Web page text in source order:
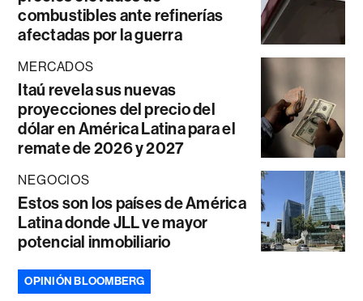
combustibles ante refinerías
afectadas por la guerra
MERCADOS
Itaú revela sus nuevas
proyecciones del precio del
dólar en América Latina para el
remate de 2026 y 2027
NEGOCIOS
Estos son los países de América
Latina donde JLL ve mayor
potencial inmobiliario
OPINIÓN BLOOMBERG